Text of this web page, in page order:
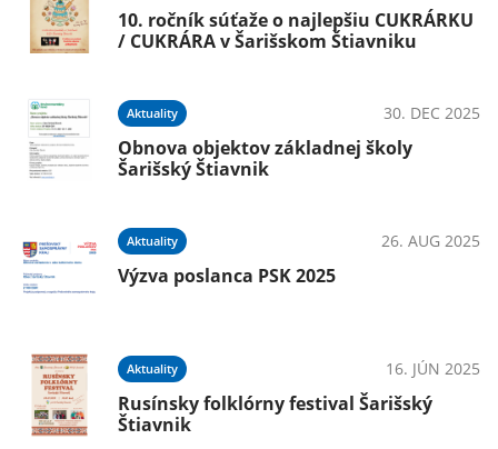
10. ročník súťaže o najlepšiu CUKRÁRKU
/ CUKRÁRA v Šarišskom Štiavniku
Aktuality 30. DEC 2025
Obnova objektov základnej školy
Šarišský Štiavnik
Aktuality 26. AUG 2025
Výzva poslanca PSK 2025
Aktuality 16. JÚN 2025
Rusínsky folklórny festival Šarišský
Štiavnik